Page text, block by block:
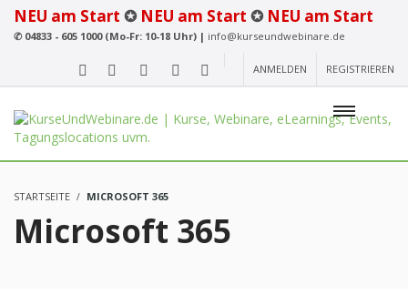
NEU am Start ✪ NEU am Start ✪ NEU am Start
✆04833 - 605 1000 (Mo-Fr: 10-18 Uhr) | info@kurseundwebinare.de
ANMELDEN REGISTRIEREN
STARTSEITE MICROSOFT 365
Microsoft 365